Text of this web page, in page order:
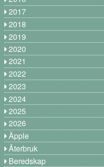
2017
2018
2019
2020
2021
2022
2023
2024
2025
2026
Äpple
Återbruk
Beredskap